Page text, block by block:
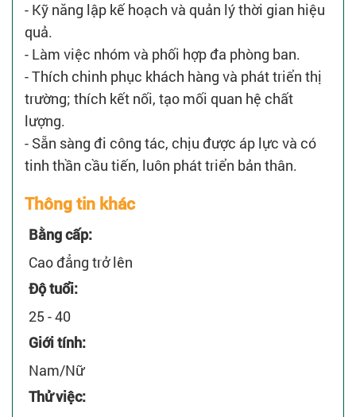
- Kỹ năng lập kế hoạch và quản lý thời gian hiệu
quả.
- Làm việc nhóm và phối hợp đa phòng ban.
- Thích chinh phục khách hàng và phát triển thị
trường; thích kết nối, tạo mối quan hệ chất
lượng.
- Sẵn sàng đi công tác, chịu được áp lực và có
tinh thần cầu tiến, luôn phát triển bản thân.
Thông tin khác
Bằng cấp:
Cao đẳng trở lên
Độ tuổi:
25 - 40
Giới tính:
Nam/Nữ
Thử việc: